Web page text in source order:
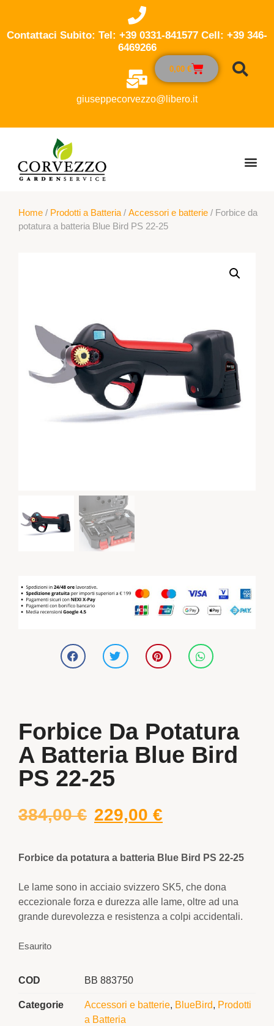
Contattaci Subito: Tel: +39 0331-841577 Cell: +39 346-
6469266
giuseppecorvezzo@libero.it
0,00 €
Home / Prodotti a Batteria / Accessori e batterie / Forbice da
potatura a batteria Blue Bird PS 22-25
Forbice Da Potatura
A Batteria Blue Bird
PS 22-25
384,00€ 229,00 €
Forbice da potatura a batteria Blue Bird PS 22-25
Le lame sono in acciaio svizzero SK5, che dona
eccezionale forza e durezza alle lame, oltre ad una
grande durevolezza e resistenza a colpi accidentali.
Esaurito
COD BB 883750
Categorie Accessori e batterie, BlueBird, Prodotti
a Batteria